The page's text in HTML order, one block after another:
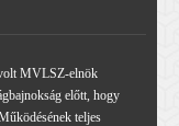
MVLSZ-elnök
előtt, hogy
teljes